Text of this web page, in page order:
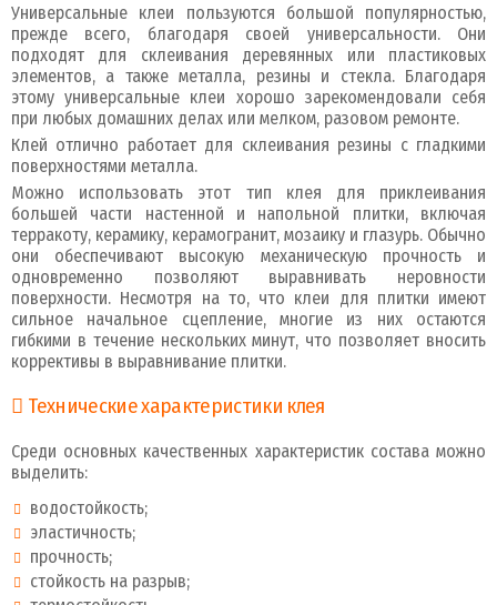
Универсальные клеи пользуются большой популярностью,
прежде всего, благодаря своей универсальности. Они
подходят для склеивания деревянных или пластиковых
элементов, а также металла, резины и стекла. Благодаря
этому универсальные клеи хорошо зарекомендовали себя
при любых домашних делах или мелком, разовом ремонте.
Клей отлично работает для склеивания резины с гладкими
поверхностями металла.
Можно использовать этот тип клея для приклеивания
большей части настенной и напольной плитки, включая
терракоту, керамику, керамогранит, мозаику и глазурь. Обычно
они обеспечивают высокую механическую прочность и
одновременно позволяют выравнивать неровности
поверхности. Несмотря на то, что клеи для плитки имеют
сильное начальное сцепление, многие из них остаются
гибкими в течение нескольких минут, что позволяет вносить
коррективы в выравнивание плитки.
Технические характеристики клея
Среди основных качественных характеристик состава можно
выделить:
водостойкость;
эластичность;
прочность;
стойкость на разрыв;